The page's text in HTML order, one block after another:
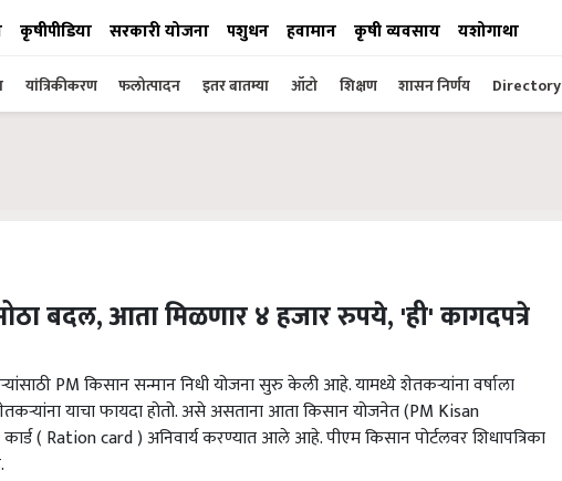
कृषीपीडिया सरकारी योजना पशुधन हवामान कृषी व्यवसाय यशोगाथा
यांत्रिकीकरण फलोत्पादन इतर बातम्या ऑटो शिक्षण शासन निर्णय Directory
बदल, आता मिळणार ४ हजार रुपये, 'ही' कागदपत्रे
PM किसान सन्मान निधी योजना सुरु केली आहे. यामध्ये शेतकऱ्यांना वर्षाला
याचा फायदा होतो. असे असताना आता किसान योजनेत (PM Kisan
( Ration card ) अनिवार्य करण्यात आले आहे. पीएम किसान पोर्टलवर शिधापत्रिका